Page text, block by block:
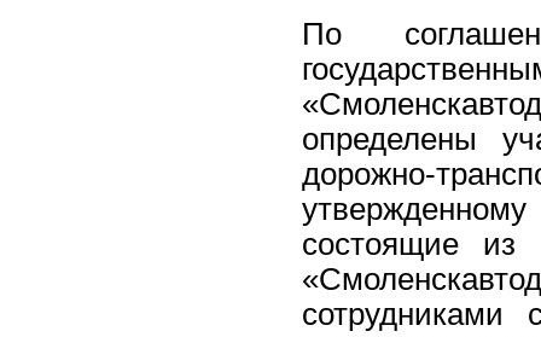
По
определены
дорожно-
состоящие из